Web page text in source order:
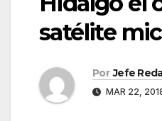
satélite
Por Jefe
MAR 22,